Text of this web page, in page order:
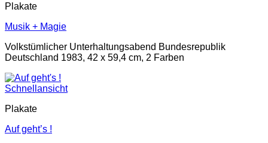
Plakate
Musik + Magie
Volkstümlicher Unterhaltungsabend Bundesrepublik
Deutschland 1983, 42 x 59,4 cm, 2 Farben
Schnellansicht
Plakate
Auf geht’s !